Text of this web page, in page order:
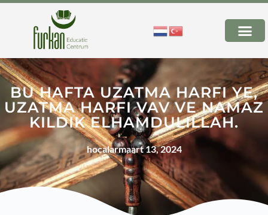
BU HAFTA UZATMA HARFI YE,
UZATMA HARFI VAV VE NAMAZ
KILDIK ELHAMDULILLAH.
hocalarmaart 13, 2024